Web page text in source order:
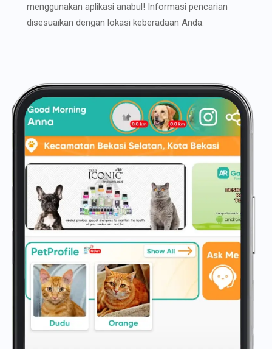
menggunakan aplikasi anabul! Informasi pencarian
disesuaikan dengan lokasi keberadaan Anda.